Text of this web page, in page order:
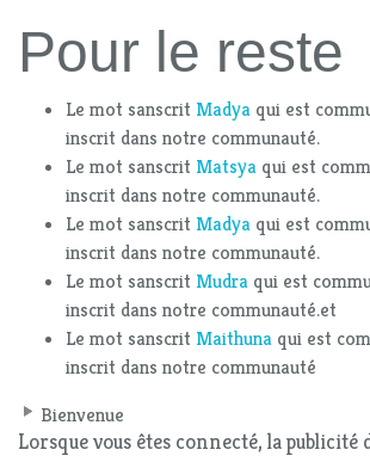
Pour le reste
Le mot sanscrit Madya qui est
inscrit dans notre communauté.
Le mot sanscrit Matsya qui est
inscrit dans notre communauté.
Le mot sanscrit Madya qui est
inscrit dans notre communauté.
Le mot sanscrit Mudra qui est
inscrit dans notre communauté.et
Le mot sanscrit Maithuna qui est
inscrit dans notre communauté
Bienvenue
Lorsque vous êtes connecté, la publicité